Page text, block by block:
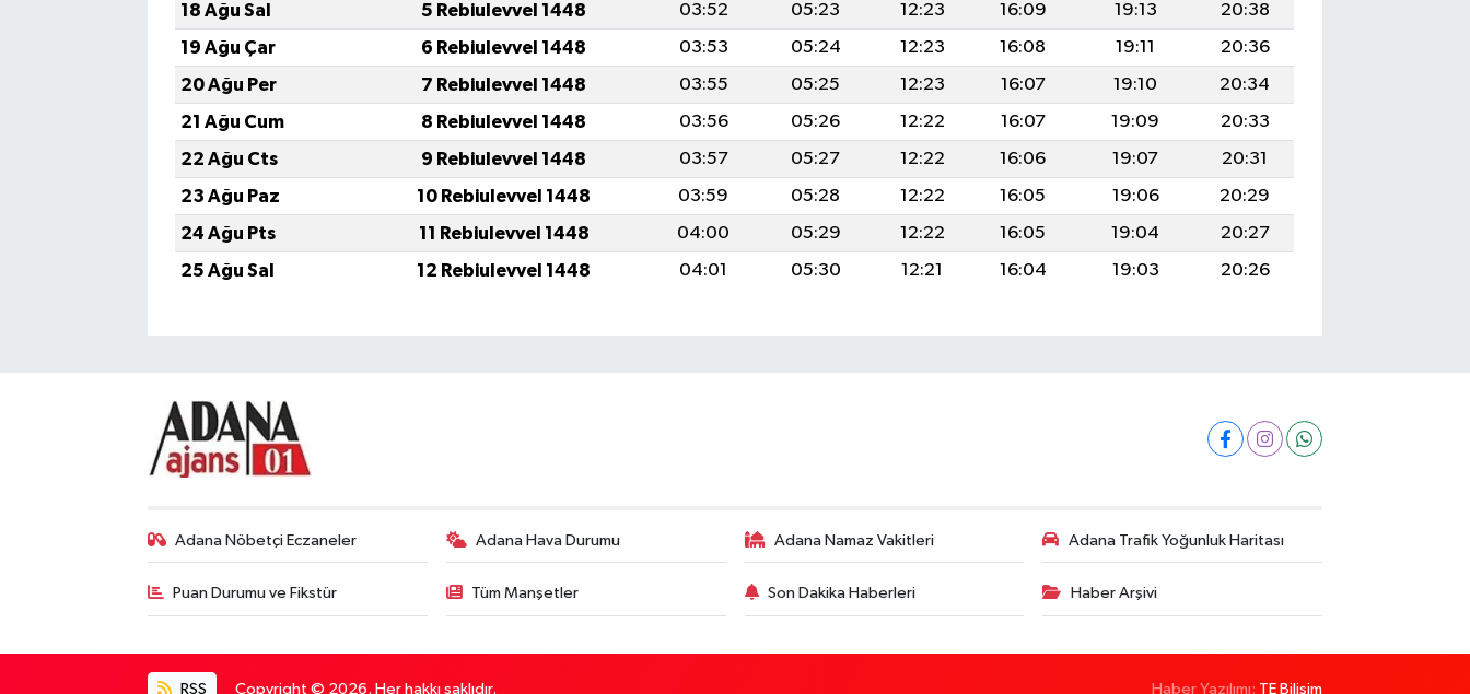
18 Ağu Sal
5 Rebiulevvel 1448 03:52 05:23 12:23 16:09 19:13
20:38
19 Ağu Çar
6 Rebiulevvel 1448 03:53 05:24 12:23 16:08 19:11
20:36
20 Ağu Per
7 Rebiulevvel 1448 03:55 05:25 12:23 16:07 19:10
20:34
21 Ağu Cum
8 Rebiulevvel 1448 03:56 05:26 12:22 16:07 19:09
20:33
22 Ağu Cts
9 Rebiulevvel 1448 03:57 05:27 12:22 16:06 19:07
20:31
23 Ağu Paz
10 Rebiulevvel 1448 03:59 05:28 12:22 16:05 19:06
20:29
24 Ağu Pts
11 Rebiulevvel 1448 04:00 05:29 12:22 16:05 19:04
20:27
25 Ağu Sal
12 Rebiulevvel 1448 04:01 05:30 12:21 16:04 19:03 20:26
Adana Nöbetçi Eczaneler Adana Hava Durumu Adana Namaz Vakitleri Adana Trafik Yoğunluk Haritası
Puan Durumu ve Fikstür Tüm Manşetler Son Dakika Haberleri Haber Arşivi
RSS Copyright © 2026. Her hakkı saklıdır. Haber Yazılımı: TE Bilişim